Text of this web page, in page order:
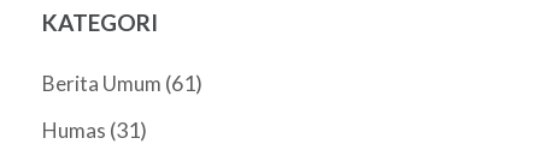
KATEGORI
Berita Umum (61)
Humas (31)